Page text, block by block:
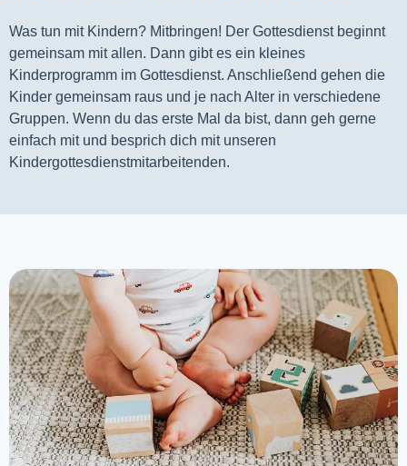
Was tun mit Kindern? Mitbringen! Der Gottesdienst beginnt
gemeinsam mit allen. Dann gibt es ein kleines
Kinderprogramm im Gottesdienst. Anschließend gehen die
Kinder gemeinsam raus und je nach Alter in verschiedene
Gruppen. Wenn du das erste Mal da bist, dann geh gerne
einfach mit und besprich dich mit unseren
Kindergottesdienstmitarbeitenden.